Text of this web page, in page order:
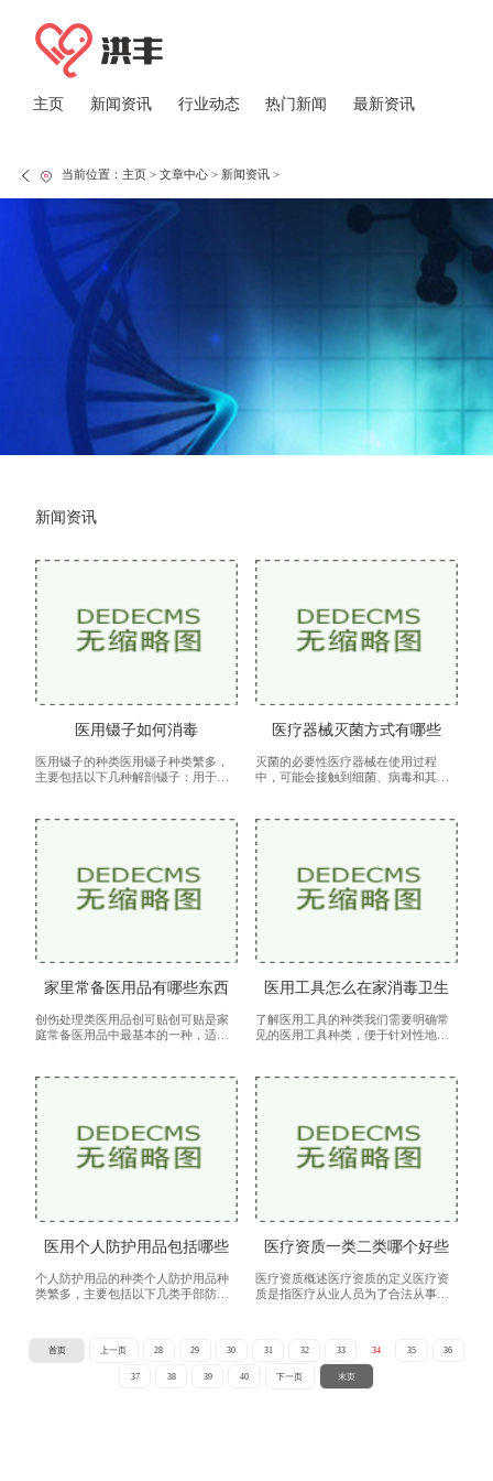
主页 新闻资讯 行业动态 热门新闻 最新资讯
当前位置： 主页> 文章中心> 新闻资讯>
新闻资讯
医用镊子如何消毒
医用镊子的种类医用镊子种类繁多，
主要包括以下几种解剖镊子：用于组
较强的夹持力。细镊子：用于精细操
作，
医疗器械灭菌方式有哪些
灭菌的必要性医疗器械在使用过程
中，可能会接触到细菌、病毒和其他
患者的生命。灭菌过程不仅能保证医
疗器
家里常备医用品有哪些东西
创伤处理类医用品创可贴创可贴是家
庭常备医用品中最基本的一种，适用
染、保持伤口湿润的作用。使用时要
确保
医用工具怎么在家消毒卫生
了解医用工具的种类我们需要明确常
见的医用工具种类，便于针对性地进
镊子、剪刀、钳子等，常用于简单的
手
医用个人防护用品包括哪些
个人防护用品的种类个人防护用品种
类繁多，主要包括以下几类手部防护
手套（如乳胶手套、丁腈手套和聚乙
医疗资质一类二类哪个好些
医疗资质概述医疗资质的定义医疗资
质是指医疗从业人员为了合法从事医
道德
首页 上一页 28 29 30 31 32 33 34 35 36
37 38 39 40 下一页 末页